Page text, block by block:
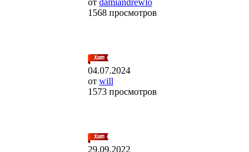
1568 просмотров
04.07.2024
от will
1573 просмотров
29.09.2022